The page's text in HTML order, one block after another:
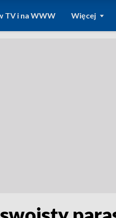
TV i na WWW Więcej